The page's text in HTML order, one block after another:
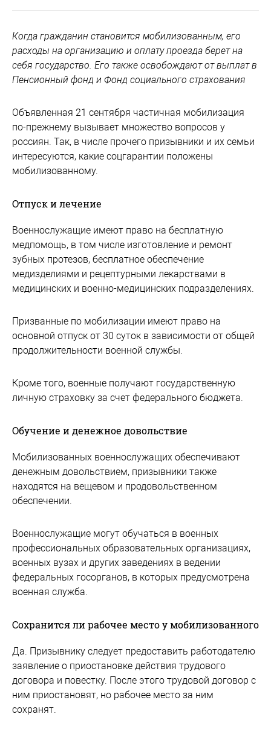
Когда гражданин становится мобилизованным, его
расходы на организацию и оплату проезда берет на
себя государство. Его также освобождают от выплат в
Пенсионный фонд и Фонд социального страхования
Объявленная 21 сентября частичная мобилизация
по-прежнему вызывает множество вопросов у
россиян. Так, в числе прочего призывники и их семьи
интересуются, какие соцгарантии положены
мобилизованному.
Отпуск и лечение
Военнослужащие имеют право на бесплатную
медпомощь, в том числе изготовление и ремонт
зубных протезов, бесплатное обеспечение
медизделиями и рецептурными лекарствами в
медицинских и военно-медицинских подразделениях.
Призванные по мобилизации имеют право на
основной отпуск от 30 суток в зависимости от общей
продолжительности военной службы.
Кроме того, военные получают государственную
личную страховку за счет федерального бюджета.
Обучение и денежное довольствие
Мобилизованных военнослужащих обеспечивают
денежным довольствием, призывники также
находятся на вещевом и продовольственном
обеспечении.
Военнослужащие могут обучаться в военных
профессиональных образовательных организациях,
военных вузах и других заведениях в ведении
федеральных госорганов, в которых предусмотрена
военная служба.
Сохранится ли рабочее место у мобилизованного
Да. Призывнику следует предоставить работодателю
заявление о приостановке действия трудового
договора и повестку. После этого трудовой договор с
ним приостановят, но рабочее место за ним
сохранят.